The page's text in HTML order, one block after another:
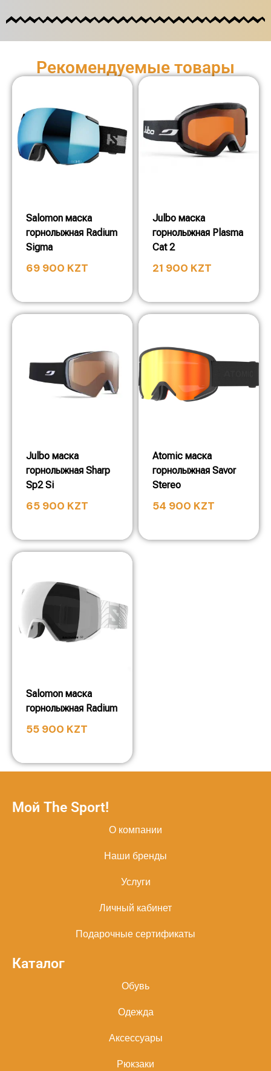
Рекомендуемые товары
Salomon маска
горнолыжная Radium
Sigma
69 900 KZT
Julbo маска
горнолыжная Plasma
Cat 2
21 900 KZT
Julbo маска
горнолыжная Sharp
Sp2 Si
65 900 KZT
Atomic маска
горнолыжная Savor
Stereo
54 900 KZT
Salomon маска
горнолыжная Radium
55 900 KZT
Мой The Sport!
О компании
Наши бренды
Услуги
Личный кабинет
Подарочные сертификаты
Каталог
Обувь
Одежда
Аксессуары
Рюкзаки